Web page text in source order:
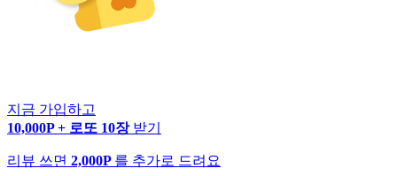
지금 가입하고
10,000P + 로또 10장 받기
리뷰 쓰면 2,000P 를 추가로 드려요